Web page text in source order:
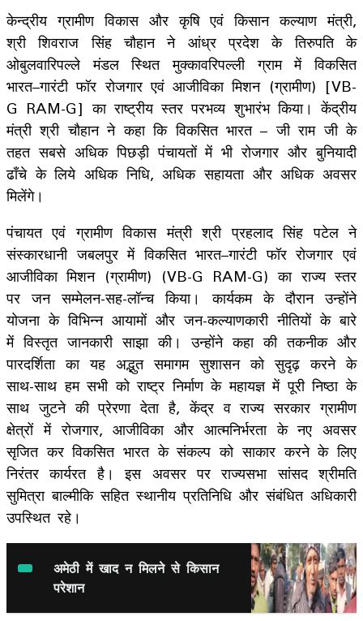
केन्द्रीय ग्रामीण विकास और कृषि एवं किसान कल्याण मंत्री,
श्री शिवराज सिंह चौहान ने आंध्र प्रदेश के तिरुपति के
ओबुलवारिपल्ले मंडल स्थित मुक्कावरिपल्ली ग्राम में विकसित
भारत–गारंटी फॉर रोजगार एवं आजीविका मिशन (ग्रामीण) [VB-
G RAM-G] का राष्‍ट्रीय स्‍तर परभव्‍य शुभारंभ किया। केंद्रीय
मंत्री श्री चौहान ने कहा कि विकसित भारत – जी राम जी के
तहत सबसे अधिक पिछड़ी पंचायतों में भी रोजगार और बुनियादी
ढाँचे के लिये अधिक निधि, अधिक सहायता और अधिक अवसर
मिलेंगे।
पंचायत एवं ग्रामीण विकास मंत्री श्री प्रहलाद सिंह पटेल ने
संस्कारधानी जबलपुर में विकसित भारत–गारंटी फॉर रोजगार एवं
आजीविका मिशन (ग्रामीण) (VB-G RAM-G) का राज्य स्‍तर
पर जन सम्मेलन-सह-लॉन्च किया। कार्यकम के दौरान उन्‍होंने
योजना के विभिन्न आयामों और जन-कल्याणकारी नीतियों के बारे
में विस्तृत जानकारी साझा की। उन्‍होंने कहा की तकनीक और
पारदर्शिता का यह अद्भुत समागम सुशासन को सुदृढ़ करने के
साथ-साथ हम सभी को राष्ट्र निर्माण के महायज्ञ में पूरी निष्ठा के
साथ जुटने की प्रेरणा देता है, केंद्र व राज्य सरकार ग्रामीण
क्षेत्रों में रोजगार, आजीविका और आत्मनिर्भरता के नए अवसर
सृजित कर विकसित भारत के संकल्प को साकार करने के लिए
निरंतर कार्यरत है। इस अवसर पर राज्यसभा सांसद श्रीमति
सुमित्रा बाल्मीकि सहित स्थानीय प्रतिनिधि और संबंधित अधिकारी
उपस्थित रहे।
अमेठी में खाद न मिलने से किसान
परेशान